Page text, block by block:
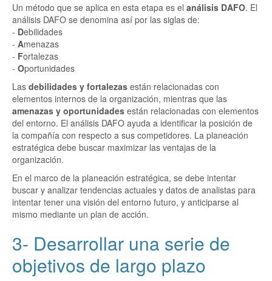
Un método que se aplica en esta etapa es el análisis DAFO. El
análisis DAFO se denomina así por las siglas de:
- Debilidades
- Amenazas
- Fortalezas
- Oportunidades
Las debilidades y fortalezas están relacionadas con
elementos internos de la organización, mientras que las
amenazas y oportunidades están relacionadas con elementos
del entorno. El análisis DAFO ayuda a identificar la posición de
la compañía con respecto a sus competidores. La planeación
estratégica debe buscar maximizar las ventajas de la
organización.
En el marco de la planeación estratégica, se debe intentar
buscar y analizar tendencias actuales y datos de analistas para
intentar tener una visión del entorno futuro, y anticiparse al
mismo mediante un plan de acción.
3- Desarrollar una serie de
objetivos de largo plazo